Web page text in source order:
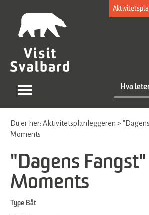
Du er her: Aktivitetsplanleggeren >
Moments
"Dagens
Moments
Type Båt